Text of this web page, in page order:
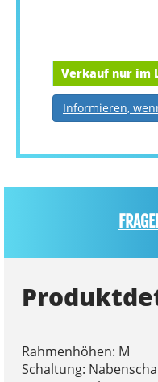
Verkauf nur im
Informieren,
Rahmenhöhen: M
Schaltung: